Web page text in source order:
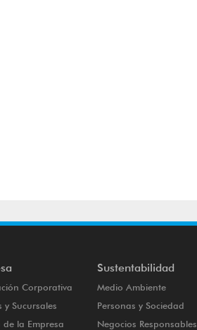
Corporativa
y Sucursales
de la Empresa
Sustentabilidad
Medio Ambiente
Personas y Sociedad
Negocios Responsables